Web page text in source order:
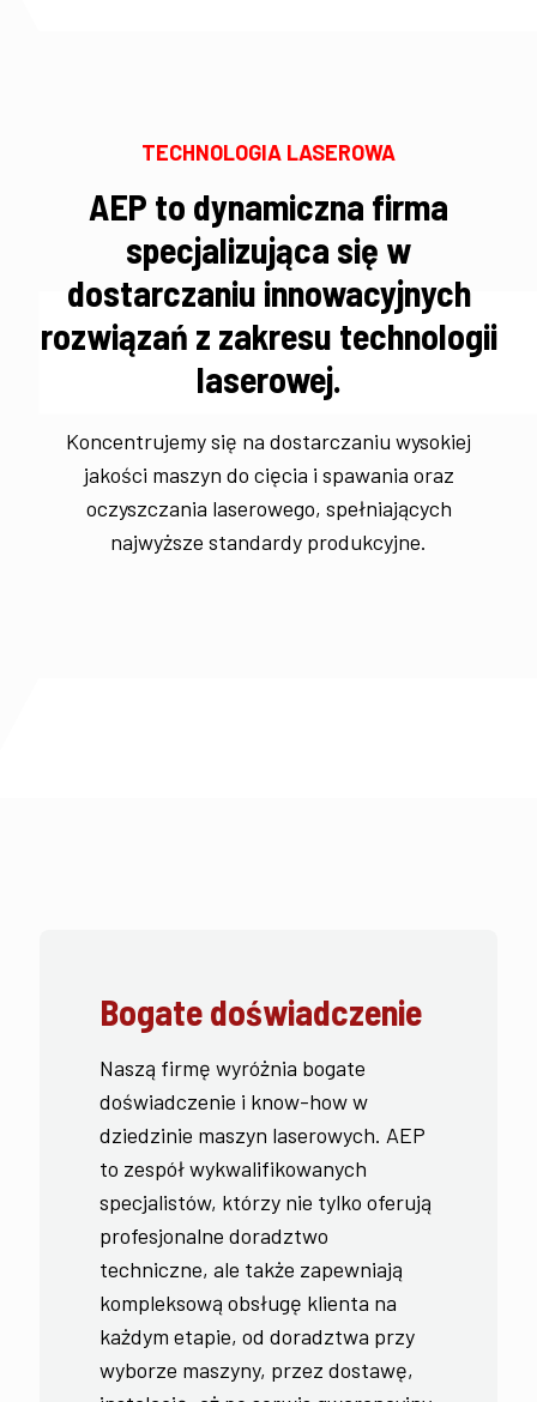
TECHNOLOGIA LASEROWA
AEP to dynamiczna firma
specjalizująca się w
dostarczaniu innowacyjnych
rozwiązań z zakresu technologii
laserowej.
Koncentrujemy się na dostarczaniu wysokiej
jakości maszyn do cięcia i spawania oraz
oczyszczania laserowego, spełniających
najwyższe standardy produkcyjne.
Bogate doświadczenie
Naszą firmę wyróżnia bogate
doświadczenie i know-how w
dziedzinie maszyn laserowych. AEP
to zespół wykwalifikowanych
specjalistów, którzy nie tylko oferują
profesjonalne doradztwo
techniczne, ale także zapewniają
kompleksową obsługę klienta na
każdym etapie, od doradztwa przy
wyborze maszyny, przez dostawę,